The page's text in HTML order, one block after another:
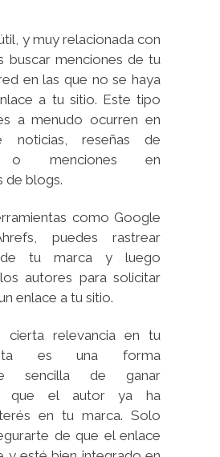
y muy relacionada con
buscar menciones de tu
en las que no se haya
a tu sitio. Este tipo
a menudo ocurren en
noticias, reseñas de
o menciones en
de blogs.
como Google
puedes rastrear
de tu marca y luego
autores para solicitar
enlace a tu sitio.
cierta relevancia en tu
es una forma
sencilla de ganar
que el autor ya ha
en tu marca. Solo
de que el enlace